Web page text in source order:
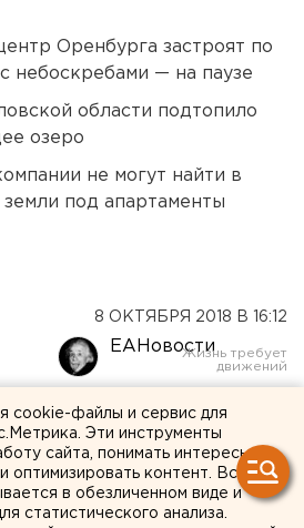
Оренбурга застроят по
небоскребами — на паузе
области подтопило
озеро
не могут найти в
земли под апартаменты
8 ОКТЯБРЯ 2018 В 16:12
ЕАНовости
на
«МегаФона»
cookie-файлы и сервис для
Эти инструменты
сайта, понимать интересы
оптимизировать контент. Вся
в обезличенном виде и
статистического анализа.